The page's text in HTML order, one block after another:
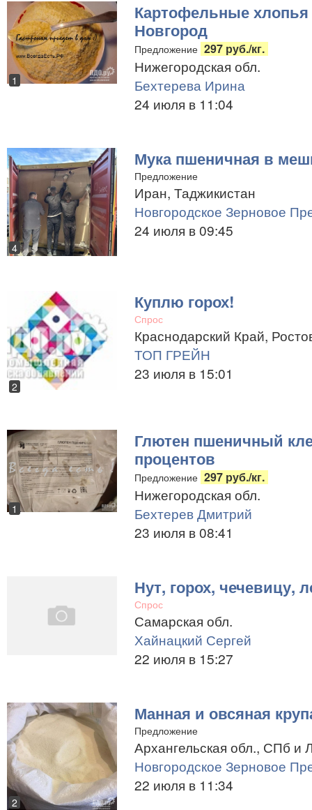
1
Картофельные
Новгород
Предложение 297 руб./кг.
Нижегородская обл.
Бехтерева Ирина
24 июля в 11:04
4
Мука пшеничная в
Предложение
Иран, Таджикистан
Новгородское Зерновое
24 июля в 09:45
2
Куплю горох!
Спрос
Краснодарский Край,
ТОП ГРЕЙН
23 июля в 15:01
1
Глютен пшеничный
процентов
Предложение 297 руб./кг.
Нижегородская обл.
Бехтерев Дмитрий
23 июля в 08:41
Нут, горох, чечевицу,
Спрос
Самарская обл.
Хайнацкий Сергей
22 июля в 15:27
2
Манная и овсяная
Предложение
Архангельская обл., СПб и
Новгородское Зерновое
22 июля в 11:34